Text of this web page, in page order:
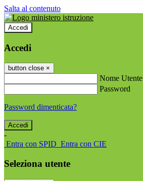
Salta al contenuto
Accedi
Accedi
button close ×
Nome Utente
Password
Password dimenticata?
-
Entra con SPID Entra con CIE
Seleziona utente